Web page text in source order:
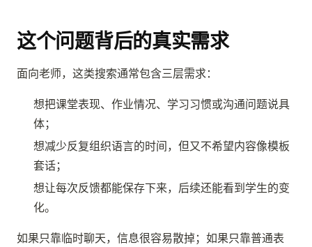
这个问题背后的真实需求
面向老师，这类搜索通常包含三层需求：
想把课堂表现、作业情况、学习习惯或沟通问题说具
体；
想减少反复组织语言的时间，但又不希望内容像模板
套话；
想让每次反馈都能保存下来，后续还能看到学生的变
化。
如果只靠临时聊天，信息很容易散掉；如果只靠普通表